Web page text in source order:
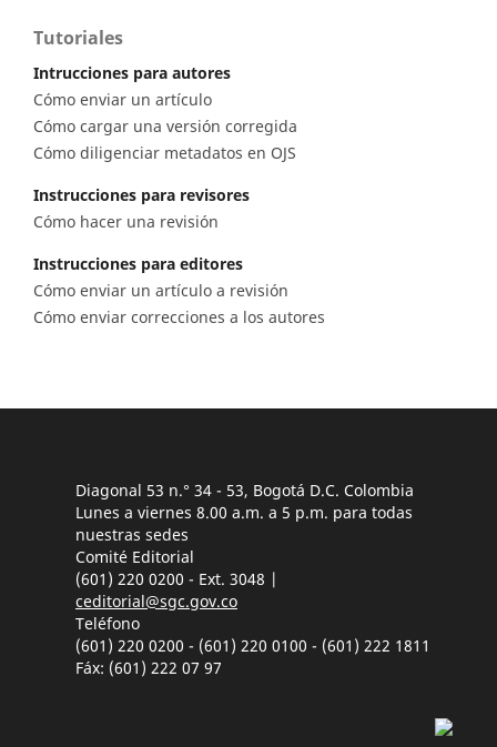
Tutoriales
Intrucciones para autores
Cómo enviar un artículo
Cómo cargar una versión corregida
Cómo diligenciar metadatos en OJS
Instrucciones para revisores
Cómo hacer una revisión
Instrucciones para editores
Cómo enviar un artículo a revisión
Cómo enviar correcciones a los autores
Diagonal 53 n.° 34 - 53, Bogotá D.C. Colombia
Lunes a viernes 8.00 a.m. a 5 p.m. para todas
nuestras sedes
Comité Editorial
(601) 220 0200 - Ext. 3048 |
ceditorial@sgc.gov.co
Teléfono
(601) 220 0200 - (601) 220 0100 - (601) 222 1811
Fáx: (601) 222 07 97